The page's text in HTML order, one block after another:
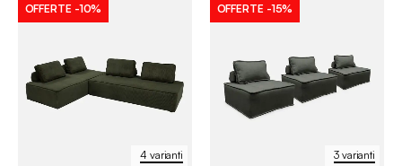
4 varianti
OFFERTE -10%
3 varianti
OFFERTE -15%